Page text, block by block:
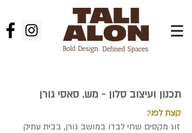
תכנון ועיצוב סלון - מש. סאסי גורן‎
קצת לפני:
זוג מקסים שחי לבדו במושב גורן, בבית עתיק